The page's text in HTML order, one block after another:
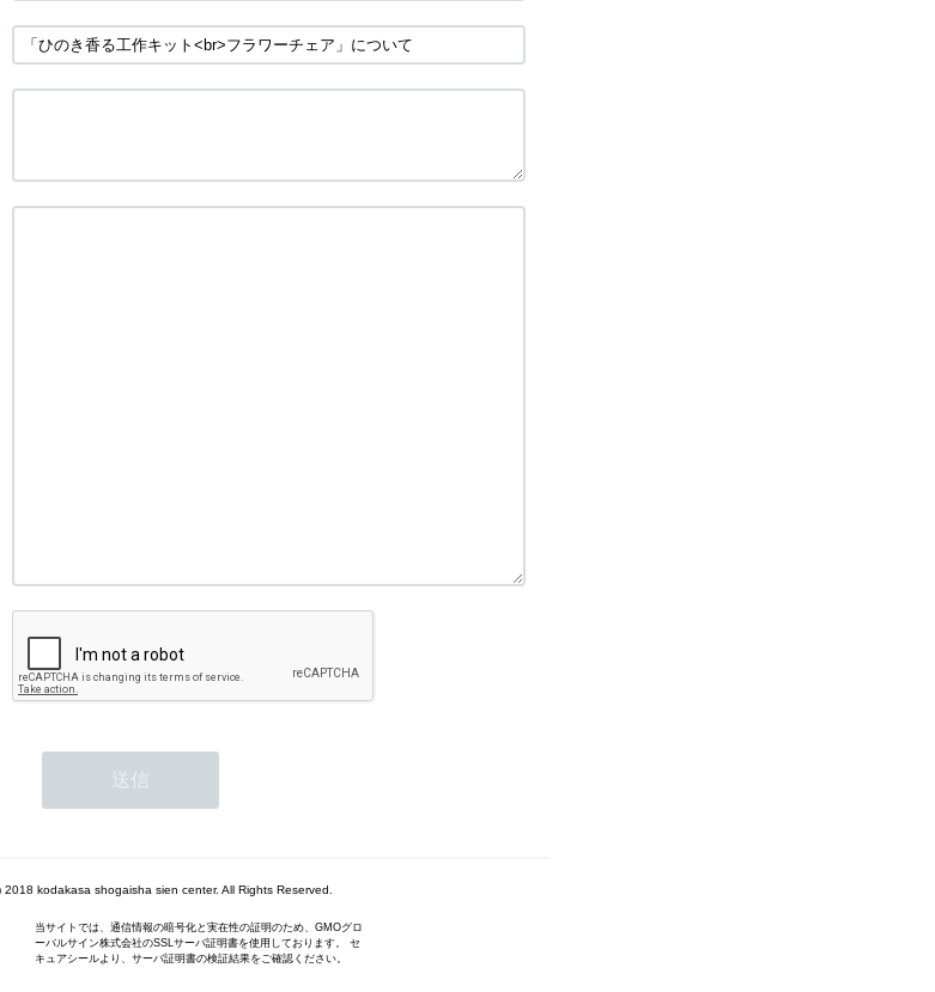
2018 kodakasa shogaisha sien center. All Rights Reserved.
当サイトでは、通信情報の暗号化と実在性の証明のため、GMOグロ
ーバルサイン株式会社のSSLサーバ証明書を使用しております。 セ
キュアシールより、サーバ証明書の検証結果をご確認ください。